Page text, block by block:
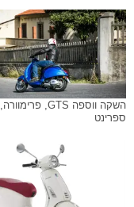
השקה ווספה GTS, פרימוורה,
ספרינט